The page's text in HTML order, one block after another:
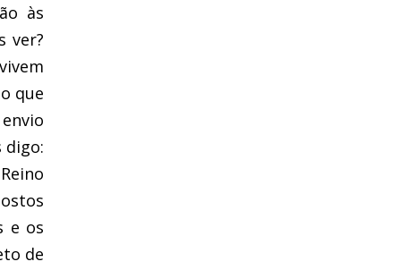
às
ver?
que
digo:
e os
de